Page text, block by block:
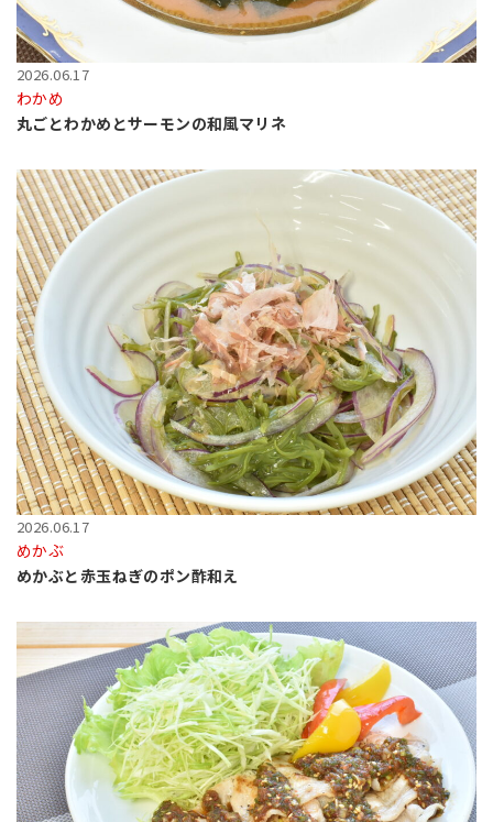
2026.06.17
わかめ
丸ごとわかめとサーモンの和風マリネ
2026.06.17
めかぶ
めかぶと赤玉ねぎのポン酢和え